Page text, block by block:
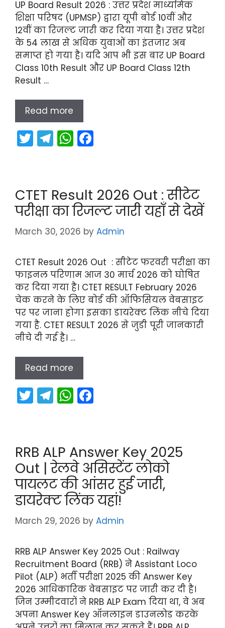
UP Board Result 2026 : उत्तर प्रदेश माध्यमिक
शिक्षा परिषद (UPMSP) द्वारा यूपी बोर्ड 10वीं और
12वीं का रिजल्ट जारी कर दिया गया है। उत्तर प्रदेश
के 54 लाख से अधिक युवाओं का इंतजार अब
समाप्त हो गया है। यदि आप भी इस बार UP Board
Class 10th Result और UP Board Class 12th
Result …
Read more
T
w
er
T
el
gr
a
m
W
h
ts
A
p
p
e
b
o
o
CTET Result 2026 Out : सीटेट
परीक्षा का रिजल्ट जारी यहाँ से देखें
March 30, 2026 by Admin
CTET Result 2026 Out : सीटेट फरवरी परीक्षा का
फाइनल परिणाम आज 30 मार्च 2026 को घोषित
कर दिया गया है। CTET RESULT February 2026
चेक करने के लिए बोर्ड की ऑफिसियल वेबसाइट
पर पर जाना होगा इसका डायरेक्ट लिंक नीचे दिया
गया है. CTET RESULT 2026 से जुडी पूरी जानकारी
नीचे दी गई है। …
Read more
T
w
er
T
el
gr
a
m
W
h
ts
A
p
p
e
b
o
o
k
RRB ALP Answer Key 2025
Out | रेलवे असिस्टेंट लोको
पायलट की आंसर हुई जारी,
डायरेक्ट लिंक यहां!
March 29, 2026 by Admin
RRB ALP Answer Key 2025 Out : Railway
Recruitment Board (RRB) ने Assistant Loco
Pilot (ALP) भर्ती परीक्षा 2025 की Answer Key
2026 आधिकारिक वेबसाइट पर जारी कर दी है।
जिन उम्मीदवारों ने RRB ALP Exam दिया था, वे अब
अपना Answer Key ऑनलाइन डाउनलोड करके